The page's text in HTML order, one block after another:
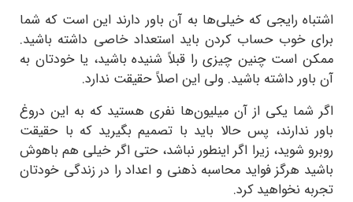
اشتباه رایجی که خیلی‌ها به آن باور دارند این است که شما
برای خوب حساب کردن باید استعداد خاصی داشته باشید.
ممکن است چنین چیزی را قبلاً شنیده باشید، یا خودتان به
آن باور داشته باشید. ولی این اصلاً حقیقت ندارد.
اگر شما یکی از آن میلیون‌ها نفری هستید که به این دروغ
باور ندارند، پس حالا باید با تصمیم بگیرید که با حقیقت
روبرو شوید، زیرا اگر اینطور نباشد، حتی اگر خیلی هم باهوش
باشید هرگز فواید محاسبه ذهنی و اعداد را در زندگی خودتان
تجربه نخواهید کرد.